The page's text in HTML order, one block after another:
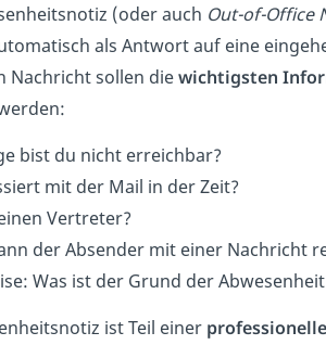
(oder auch Out-of-Office
als Antwort auf eine
Nachricht sollen diewichtigsten
bist du nicht erreichbar?
mit der Mail in der Zeit?
Vertreter?
der Absender mit einer Nachricht
Was ist der Grund der
ist Teil einer